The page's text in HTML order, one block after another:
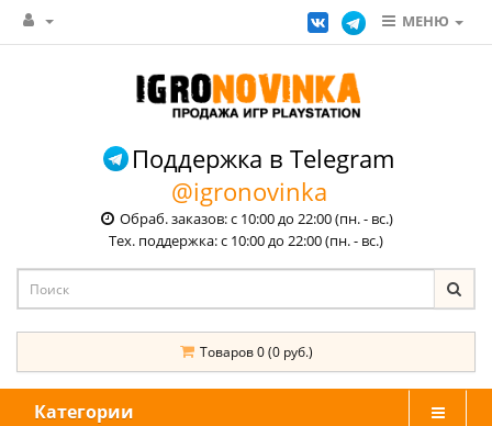
МЕНЮ
Поддержка в Telegram
@igronovinka
Обраб. заказов: с 10:00 до 22:00 (пн. - вс.)
Тех. поддержка: с 10:00 до 22:00 (пн. - вс.)
Товаров 0 (0 руб.)
Категории